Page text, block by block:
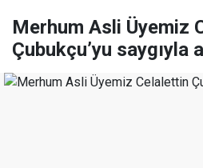
Merhum Asli Üyemiz
Çubukçu’yu saygıyla